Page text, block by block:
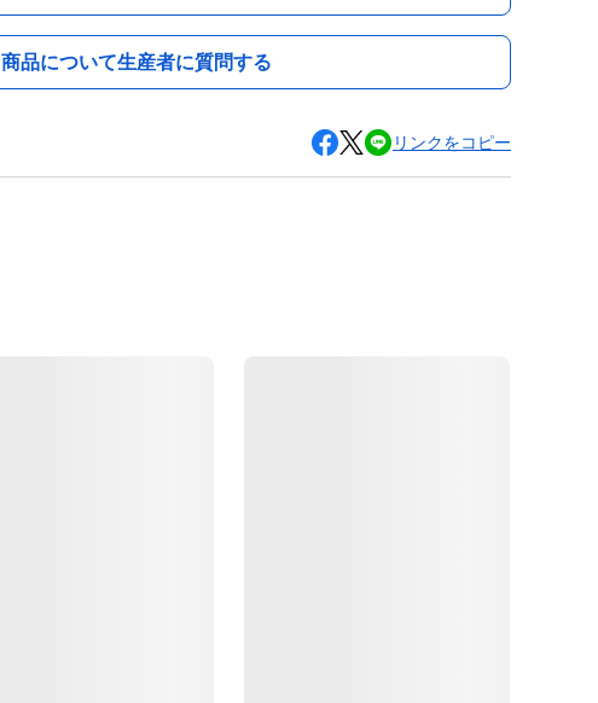
商品について生産者に質問する
リンクをコピー